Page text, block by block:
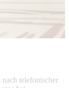
telefonischer